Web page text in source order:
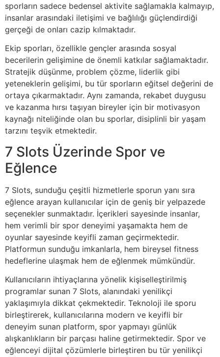
sporların sadece bedensel aktivite sağlamakla kalmayıp,
insanlar arasındaki iletişimi ve bağlılığı güçlendirdiği
gerçeği de onları cazip kılmaktadır.
Ekip sporları, özellikle gençler arasında sosyal
becerilerin gelişimine de önemli katkılar sağlamaktadır.
Stratejik düşünme, problem çözme, liderlik gibi
yeteneklerin gelişimi, bu tür sporların eğitsel değerini de
ortaya çıkarmaktadır. Aynı zamanda, rekabet duygusu
ve kazanma hırsı taşıyan bireyler için bir motivasyon
kaynağı niteliğinde olan bu sporlar, disiplinli bir yaşam
tarzını teşvik etmektedir.
7 Slots Üzerinde Spor ve
Eğlence
7 Slots, sunduğu çeşitli hizmetlerle sporun yanı sıra
eğlence arayan kullanıcılar için de geniş bir yelpazede
seçenekler sunmaktadır. İçerikleri sayesinde insanlar,
hem verimli bir spor deneyimi yaşamakta hem de
oyunlar sayesinde keyifli zaman geçirmektedir.
Platformun sunduğu imkanlarla, hem bireysel fitness
hedeflerine ulaşmak hem de eğlenmek mümkündür.
Kullanıcıların ihtiyaçlarına yönelik kişiselleştirilmiş
programlar sunan 7 Slots, alanındaki yenilikçi
yaklaşımıyla dikkat çekmektedir. Teknoloji ile sporu
birleştirerek, kullanıcılarına modern ve keyifli bir
deneyim sunan platform, spor yapmayı günlük
alışkanlıkların bir parçası haline getirmektedir. Spor ve
eğlenceyi dijital çözümlerle birleştiren bu tür yenilikçi